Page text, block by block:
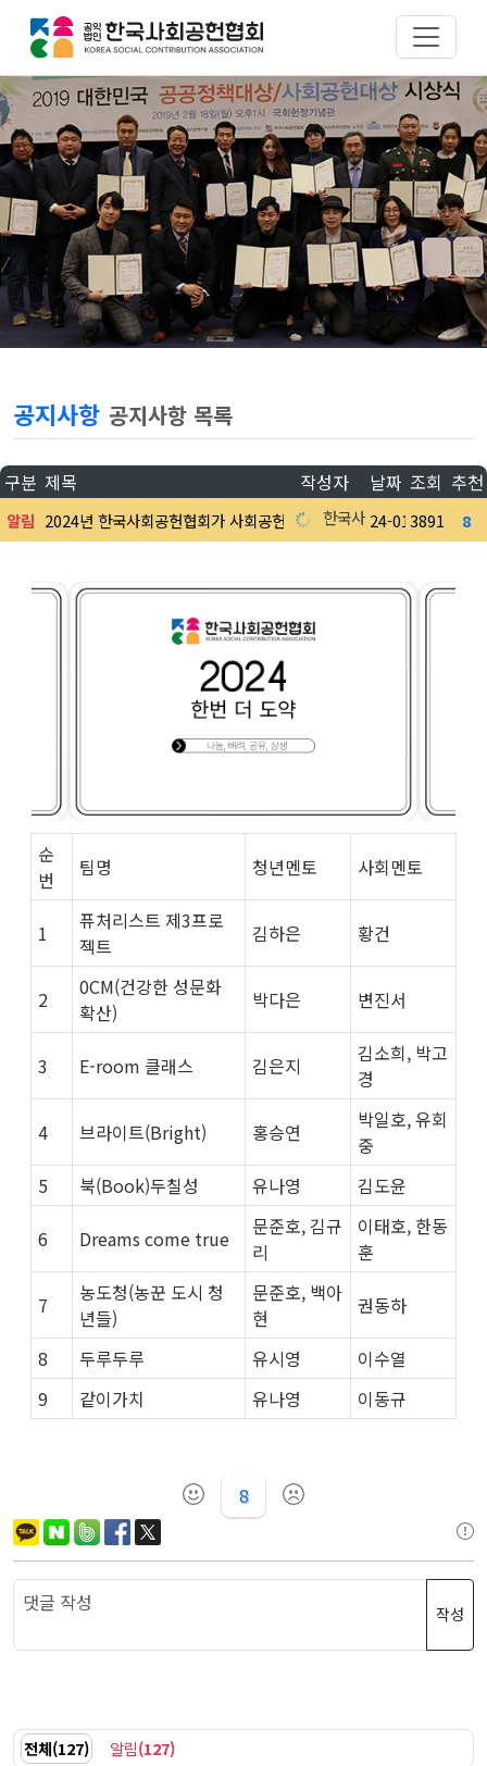
공지사항 공지사항 목록
구분 제목 작성자 날짜 조회 추천
알림 2024년 한국사회공헌협회가 사회공헌문화 활성화를 위해 한번 더 도
한국사회공헌협회
24-01-03
3891 8
순
번
팀명 청년멘토 사회멘토
1
퓨처리스트 제3프로
젝트
김하은 황건
2
0CM(건강한 성문화
확산)
박다은 변진서
3 E-room 클래스 김은지
김소희, 박고
경
4 브라이트(Bright) 홍승연
박일호, 유회
중
5
북(Book)두칠성 유나영 김도윤
6 Dreams come true
문준호, 김규
리
이태호, 한동
훈
7
농도청(농꾼 도시 청
년들)
문준호, 백아
현
권동하
8 두루두루 유시영
이수열
9
같이가치 유나영 이동규
8
작성
전체(127) 알림(127)